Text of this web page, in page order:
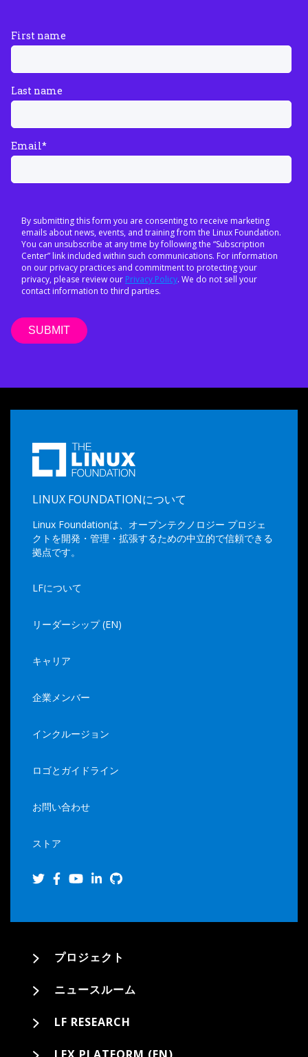
First name
Last name
Email*
By submitting this form you are consenting to receive marketing
emails about news, events, and training from the Linux Foundation.
You can unsubscribe at any time by following the “Subscription
Center” link included within such communications. For information
on our privacy practices and commitment to protecting your
privacy, please review our Privacy Policy. We do not sell your
contact information to third parties.
LINUX FOUNDATIONについて
Linux Foundationは、オープンテクノロジー プロジェ
クトを開発・管理・拡張するための中立的で信頼できる
拠点です。
LFについて
リーダーシップ (EN)
キャリア
企業メンバー
インクルージョン
ロゴとガイドライン
お問い合わせ
ストア
プロジェクト
ニュースルーム
LF RESEARCH